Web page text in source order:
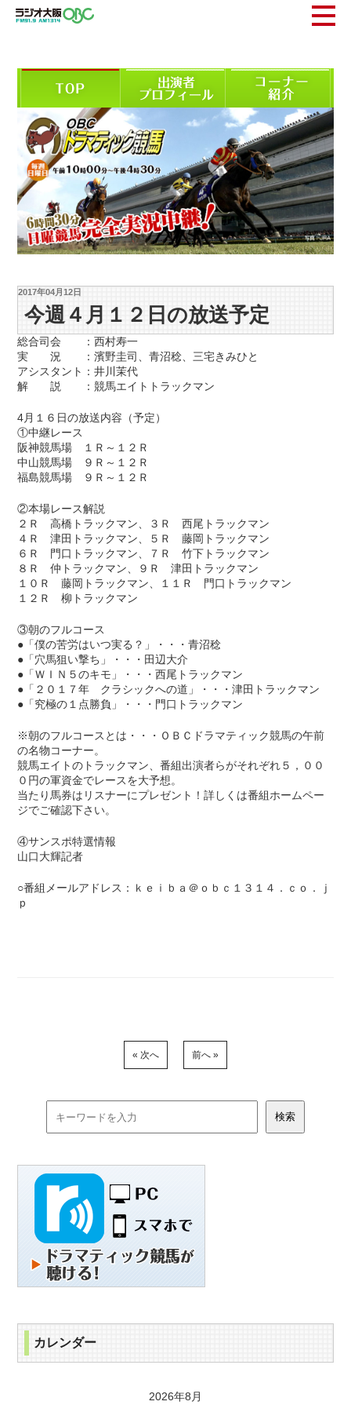
2017年04月12日
今週４月１２日の放送予定
総合司会 ：西村寿一
実 況 ：濱野圭司、青沼稔、三宅きみひと
アシスタント：井川茉代
解 説 ：競馬エイトトラックマン
4月１６日の放送内容（予定）
①中継レース
阪神競馬場 １Ｒ～１２Ｒ
中山競馬場 ９Ｒ～１２Ｒ
福島競馬場 ９Ｒ～１２Ｒ
②本場レース解説
２Ｒ 高橋トラックマン、３Ｒ 西尾トラックマン
４Ｒ 津田トラックマン、５Ｒ 藤岡トラックマン
６Ｒ 門口トラックマン、７Ｒ 竹下トラックマン
８Ｒ 仲トラックマン、９Ｒ 津田トラックマン
１０Ｒ 藤岡トラックマン、１１Ｒ 門口トラックマン
１２Ｒ 柳トラックマン
③朝のフルコース
●「僕の苦労はいつ実る？」・・・青沼稔
●「穴馬狙い撃ち」・・・田辺大介
●「ＷＩＮ５のキモ」・・・西尾トラックマン
●「２０１７年 クラシックへの道」・・・津田トラックマン
●「究極の１点勝負」・・・門口トラックマン
※朝のフルコースとは・・・ＯＢＣドラマティック競馬の午前
の名物コーナー。
競馬エイトのトラックマン、番組出演者らがそれぞれ５，００
０円の軍資金でレースを大予想。
当たり馬券はリスナーにプレゼント！詳しくは番組ホームペー
ジでご確認下さい。
④サンスポ特選情報
山口大輝記者
○番組メールアドレス：ｋｅｉｂａ＠ｏｂｃ１３１４．ｃｏ．ｊ
ｐ
« 次へ 前へ »
カレンダー
2026年8月